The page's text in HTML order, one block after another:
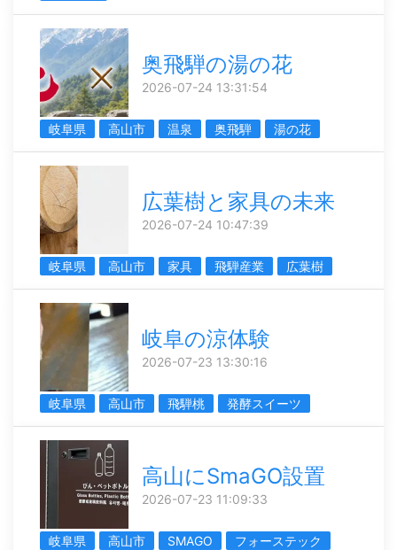
奥飛騨の湯の花
2026-07-24 13:31:54
岐阜県 高山市 温泉 奥飛騨 湯の花
広葉樹と家具の未来
2026-07-24 10:47:39
岐阜県 高山市 家具 飛騨産業 広葉樹
岐阜の涼体験
2026-07-23 13:30:16
岐阜県 高山市 飛騨桃 発酵スイーツ
高山にSmaGO設置
2026-07-23 11:09:33
岐阜県 高山市 SMAGO
フォーステック